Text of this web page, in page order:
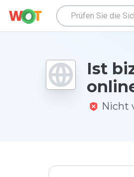
Ist
Nicht